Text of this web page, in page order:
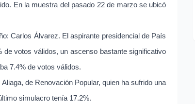
En la muestra del pasado 22 de marzo se ubicó
Carlos Álvarez. El aspirante presidencial de País
de votos válidos, un ascenso bastante significativo
7.4% de votos válidos.
de Renovación Popular, quien ha sufrido una
simulacro tenía 17.2%.